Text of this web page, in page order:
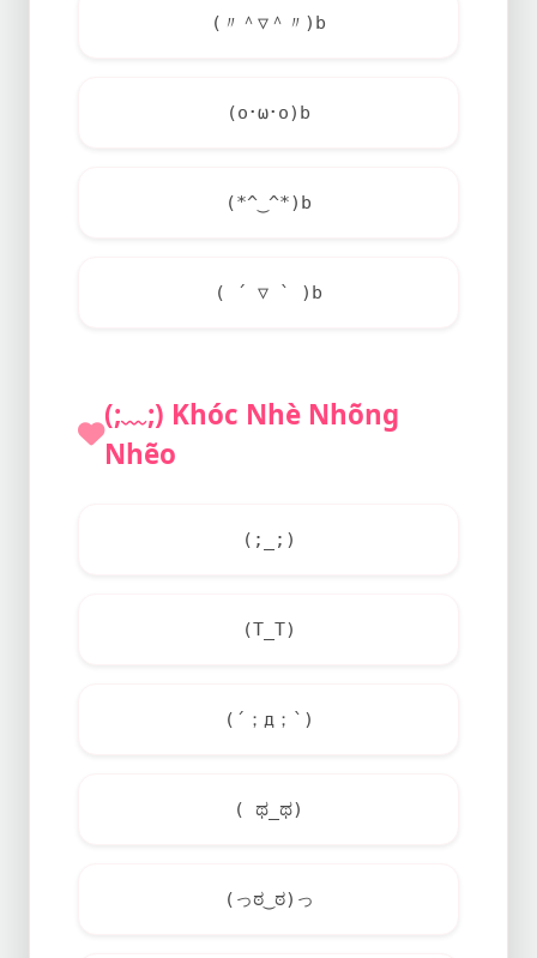
(〃＾▽＾〃)b
(o･ω･o)b
(*^‿^*)b
( ´ ▽ ` )b
(;﹏;) Khóc Nhè Nhõng
Nhẽo
(;_;)
(T_T)
(´；д；`)
( ಥ_ಥ)
(っಠ‿ಠ)っ